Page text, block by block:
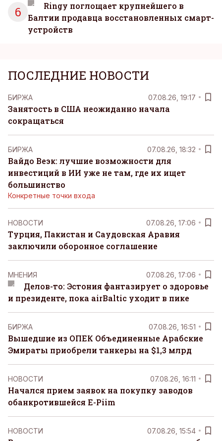
6
Ringy поглощает крупнейшего в
Балтии продавца восстановленных смарт-
устройств
ПОСЛЕДНИЕ НОВОСТИ
БИРЖА 07.08.26, 19:17
Занятость в США неожиданно начала
сокращаться
БИРЖА 07.08.26, 18:32
Вайдо Веэк: лучшие возможности для
инвестиций в ИИ уже не там, где их ищет
большинство
Конкретные точки входа
НОВОСТИ 07.08.26, 17:06
Турция, Пакистан и Саудовская Аравия
заключили оборонное соглашение
MНЕНИЯ 07.08.26, 17:06
Делов-то: Эстония фантазирует о здоровье
и президенте, пока airBaltic уходит в пике
БИРЖА 07.08.26, 16:51
Вышедшие из ОПЕК Объединенные Арабские
Эмираты приобрели танкеры на $1,3 млрд
НОВОСТИ 07.08.26, 16:11
Начался прием заявок на покупку заводов
обанкротившейся E-Piim
НОВОСТИ 07.08.26, 15:54